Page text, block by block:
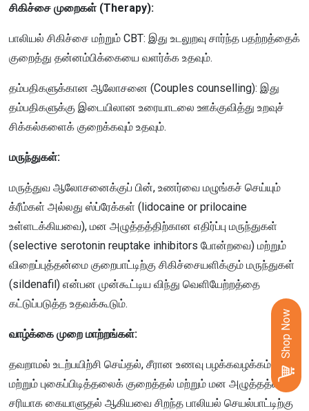
சிகிச்சை முறைகள் (Therapy):
பாலியல் சிகிச்சை மற்றும் CBT: இது உடலுறவு சார்ந்த பதற்றத்தைக்
குறைத்து தன்னம்பிக்கையை வளர்க்க உதவும்.
தம்பதிகளுக்கான ஆலோசனை (Couples counselling): இது
தம்பதிகளுக்கு இடையிலான உரையாடலை ஊக்குவித்து உறவுச்
சிக்கல்களைக் குறைக்கவும் உதவும்.
மருந்துகள்:
மருத்துவ ஆலோசனைக்குப் பின், உணர்வை மழுங்கச் செய்யும்
க்ரீம்கள் அல்லது ஸ்ப்ரேக்கள் (lidocaine or prilocaine
உள்ளடக்கியவை), மன அழுத்தத்திற்கான எதிர்ப்பு மருந்துகள்
(selective serotonin reuptake inhibitors போன்றவை) மற்றும்
விறைப்புத்தன்மை குறைபாட்டிற்கு சிகிச்சையளிக்கும் மருந்துகள்
(sildenafil) என்பன முன்கூட்டிய விந்து வெளியேற்றத்தை
கட்டுப்படுத்த உதவக்கூடும்.
வாழ்க்கை முறை மாற்றங்கள்:
தவறாமல் உடற்பயிற்சி செய்தல், சீரான உணவு பழக்கவழக்கம், மது
மற்றும் புகைப்பிடித்தலைக் குறைத்தல் மற்றும் மன அழுத்தத்தை
சரியாக கையாளுதல் ஆகியவை சிறந்த பாலியல் செயல்பாட்டிற்கு
Shop Now